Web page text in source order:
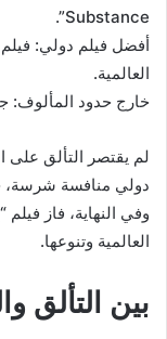
Substance”.
أفضل فيلم دولي: فيلم
العالمية.
خارج حدود المألوف:
لم يقتصر التألق على
دولي منافسة شرسة،
وفي النهاية، فاز فيلم
العالمية وتنوعها.
بين التألق